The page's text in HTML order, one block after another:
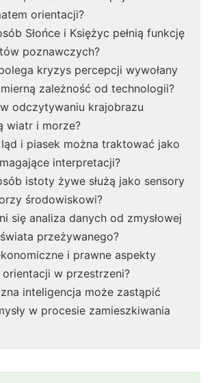
orientacji?
Słońce i Księżyc pełnią funkcję
poznawczych?
kryzys percepcji wywołany
zależność od technologii?
odczytywaniu krajobrazu
wiatr i morze?
i piasek można traktować jako
interpretacji?
istoty żywe służą jako sensory
środowiskowi?
się analiza danych od zmysłowej
przeżywanego?
i prawne aspekty
orientacji w przestrzeni?
inteligencja może zastąpić
w procesie zamieszkiwania